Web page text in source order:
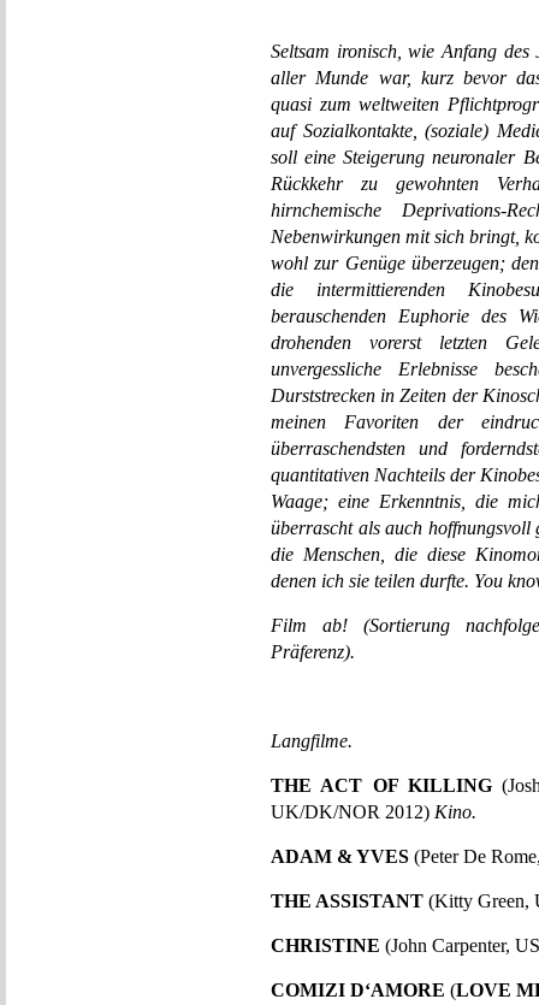
Seltsam ironisch, wie Anfang des
aller Munde war, kurz bevor
quasi zum weltweiten
auf Sozialkontakte, (soziale)
soll eine Steigerung neuronaler
Rückkehr zu gewohnten
hirnchemische Deprivations-
Nebenwirkungen mit sich bringt,
wohl zur Genüge überzeugen;
die intermittierenden
berauschenden Euphorie des
drohenden vorerst letzten
unvergessliche Erlebnisse
Durststrecken in Zeiten der
meinen Favoriten der
überraschendsten und
quantitativen Nachteils der
Waage; eine Erkenntnis, die
überrascht als auch
die Menschen, die diese
denen ich sie teilen durfte. You
Film ab! (Sortierung
Präferenz).
Langfilme.
THE ACT OF KILLING
UK/DK/NOR 2012) Kino.
ADAM & YVES (Peter De
THE ASSISTANT (Kitty Green,
CHRISTINE (John Carpenter,
COMIZI D‘AMORE (LOVE